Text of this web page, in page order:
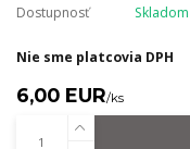
Dostupnosť
Nie sme platcovia DPH
6,00 EUR/ks